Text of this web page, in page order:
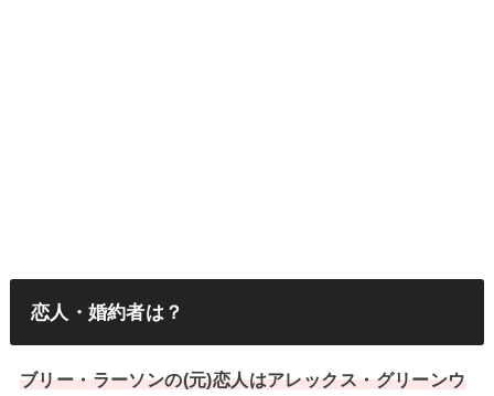
恋人・婚約者は？
ブリー・ラーソンの(元)恋人はアレックス・グリーンウ